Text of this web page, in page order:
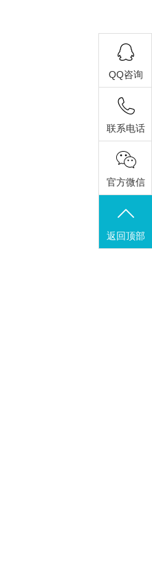
QQ咨询
联系电话
官方微信
返回顶部